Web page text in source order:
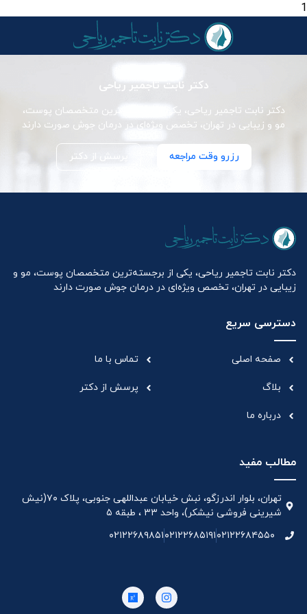
1
دکتر نابت تاجمیر ریاحی
دکتر نابت تاجمیر ریاحی، یکی از برجسته‌ترین متخصصان پوست،
مو و زیبایی در تهران، تخصص ویژه‌ای در درمان جوش صورت دارند
رزرو وقت مراجعه پرسش از دکتر
دکتر نابت تاجمیر ریاحی، یکی از برجسته‌ترین متخصصان پوست، مو و
زیبایی در تهران، تخصص ویژه‌ای در درمان جوش صورت دارند
دسترسی سریع
صفحه اصلی
بلاگ
درباره ما
تماس با ما
پرسش از دکتر
مطالب مفید
تهران، بلوار اندرزگو، نبش خیابان عبداللهی جنوبی، پلاک ۷۰(نیش
شیرینی فروشی نیشکر)، واحد ۳۳ ، طبقه ۵
۰۲۱۲۲۶۸۴۵۵۰۰۲۱۲۲۶۸۵۱۹۱۰۲۱۲۲۶۸۹۸۵۱